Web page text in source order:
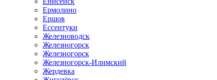
Ермолино
Ершов
Ессентуки
Железноводск
Железногорск
Железногорск
Железногорск-Илимский
Жердевка